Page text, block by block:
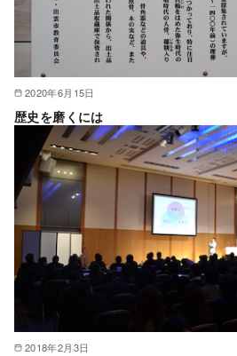
2020年6月15日
歴史を磨くには
2018年2月3日